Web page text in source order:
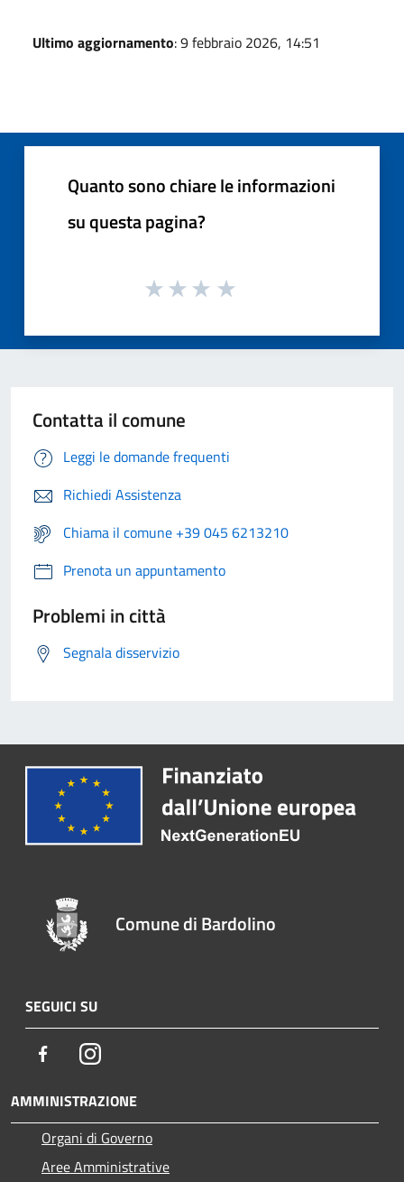
Ultimo aggiornamento: 9 febbraio 2026, 14:51
Quanto sono chiare le informazioni
su questa pagina?
Contatta il comune
Leggi le domande frequenti
Richiedi Assistenza
Chiama il comune +39 045 6213210
Prenota un appuntamento
Problemi in città
Segnala disservizio
Comune di Bardolino
SEGUICI SU
FacebookInstagram
AMMINISTRAZIONE
Organi di Governo
Aree Amministrative